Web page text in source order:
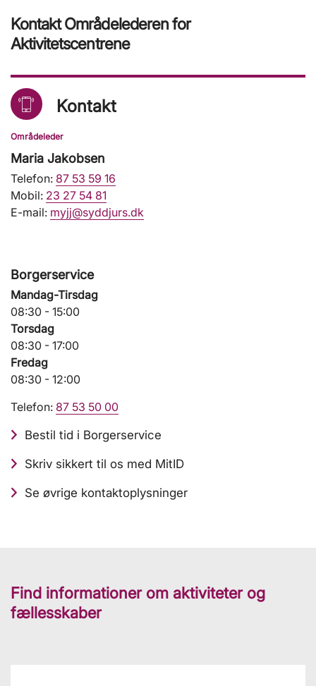
Kontakt Områdelederen for
Aktivitetscentrene
Kontakt
Områdeleder
Maria Jakobsen
Telefon: 87 53 59 16
Mobil: 23 27 54 81
E-mail: myjj@syddjurs.dk
Borgerservice
Mandag-Tirsdag
08:30 - 15:00
Torsdag
08:30 - 17:00
Fredag
08:30 - 12:00
Telefon: 87 53 50 00
Bestil tid i Borgerservice
Skriv sikkert til os med MitID
Se øvrige kontaktoplysninger
Find informationer om aktiviteter og
fællesskaber